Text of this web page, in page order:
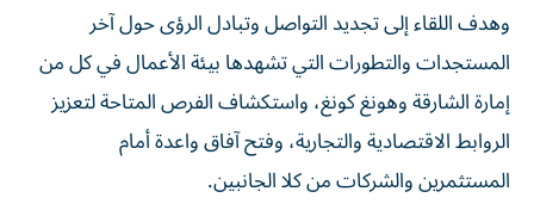
وهدف اللقاء إلى تجديد التواصل وتبادل الرؤى حول آخر
المستجدات والتطورات التي تشهدها بيئة الأعمال في كل من
إمارة الشارقة وهونغ كونغ، واستكشاف الفرص المتاحة لتعزيز
الروابط الاقتصادية والتجارية، وفتح آفاق واعدة أمام
المستثمرين والشركات من كلا الجانبين.